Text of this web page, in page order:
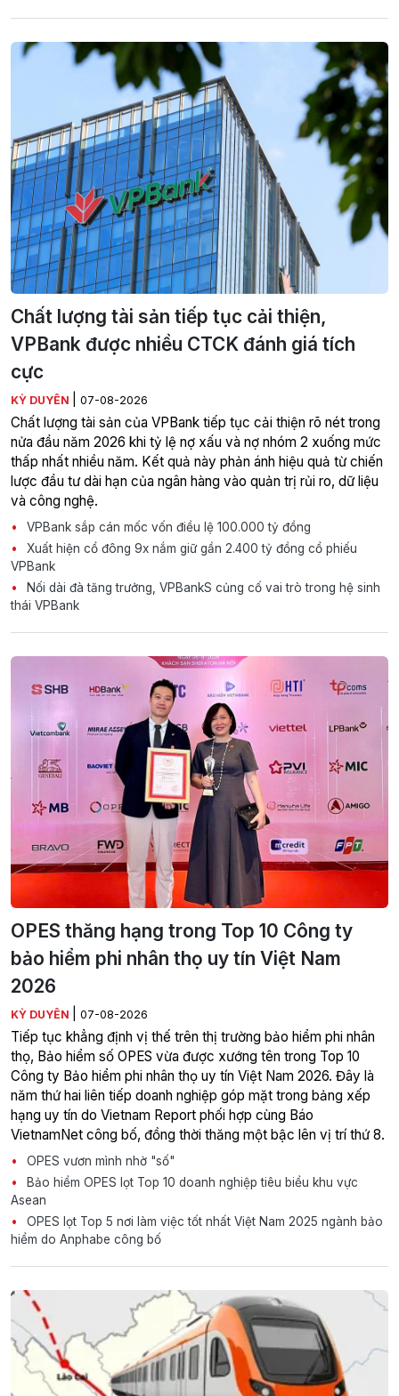
Chất lượng tài sản tiếp tục cải thiện,
VPBank được nhiều CTCK đánh giá tích
cực
KỲ DUYÊN 07-08-2026
Chất lượng tài sản của VPBank tiếp tục cải thiện rõ nét trong
nửa đầu năm 2026 khi tỷ lệ nợ xấu và nợ nhóm 2 xuống mức
thấp nhất nhiều năm. Kết quả này phản ánh hiệu quả từ chiến
lược đầu tư dài hạn của ngân hàng vào quản trị rủi ro, dữ liệu
và công nghệ.
VPBank sắp cán mốc vốn điều lệ 100.000 tỷ đồng
Xuất hiện cổ đông 9x nắm giữ gần 2.400 tỷ đồng cổ phiếu
VPBank
Nối dài đà tăng trưởng, VPBankS củng cố vai trò trong hệ sinh
thái VPBank
OPES thăng hạng trong Top 10 Công ty
bảo hiểm phi nhân thọ uy tín Việt Nam
2026
KỲ DUYÊN 07-08-2026
Tiếp tục khẳng định vị thế trên thị trường bảo hiểm phi nhân
thọ, Bảo hiểm số OPES vừa được xướng tên trong Top 10
Công ty Bảo hiểm phi nhân thọ uy tín Việt Nam 2026. Đây là
năm thứ hai liên tiếp doanh nghiệp góp mặt trong bảng xếp
hạng uy tín do Vietnam Report phối hợp cùng Báo
VietnamNet công bố, đồng thời thăng một bậc lên vị trí thứ 8.
OPES vươn mình nhờ "số"
Bảo hiểm OPES lọt Top 10 doanh nghiệp tiêu biểu khu vực
Asean
OPES lọt Top 5 nơi làm việc tốt nhất Việt Nam 2025 ngành bảo
hiểm do Anphabe công bố